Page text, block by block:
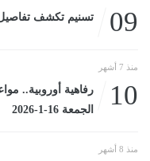
09 تسنيم تكشف
منذ 7 أشهر
10
رفاهية أوروبية..
الجمعة 16-1-2026
منذ 8 أشهر